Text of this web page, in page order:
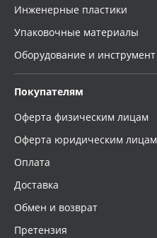
Инженерные пластики
Упаковочные материалы
Оборудование и инструмент
Покупателям
Оферта физическим лицам
Оферта юридическим лицам
Оплата
Доставка
Обмен и возврат
Претензия